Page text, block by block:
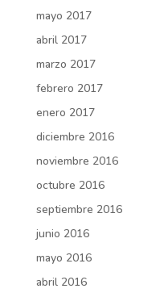
mayo 2017
abril 2017
marzo 2017
febrero 2017
enero 2017
diciembre 2016
noviembre 2016
octubre 2016
septiembre 2016
junio 2016
mayo 2016
abril 2016